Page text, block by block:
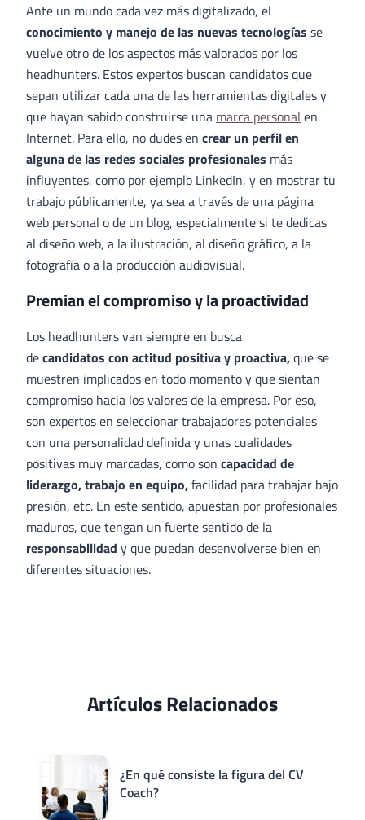
Ante un mundo cada vez más digitalizado, el
conocimiento y manejo de las nuevas tecnologías se
vuelve otro de los aspectos más valorados por los
headhunters. Estos expertos buscan candidatos que
sepan utilizar cada una de las herramientas digitales y
que hayan sabido construirse una marca personal en
Internet. Para ello, no dudes en crear un perfil en
alguna de las redes sociales profesionales más
influyentes, como por ejemplo LinkedIn, y en mostrar tu
trabajo públicamente, ya sea a través de una página
web personal o de un blog, especialmente si te dedicas
al diseño web, a la ilustración, al diseño gráfico, a la
fotografía o a la producción audiovisual.
Premian el compromiso y la proactividad
Los headhunters van siempre en busca
decandidatos con actitud positiva y proactiva,que se
muestren implicados en todo momento y que sientan
compromiso hacia los valores de la empresa. Por eso,
son expertos en seleccionar trabajadores potenciales
con una personalidad definida y unas cualidades
positivas muy marcadas, como son capacidad de
liderazgo, trabajo en equipo,facilidad para trabajar bajo
presión, etc. En este sentido, apuestan por profesionales
maduros, que tengan un fuerte sentido de la
responsabilidad y que puedan desenvolverse bien en
diferentes situaciones.
Artículos Relacionados
¿En qué consiste la figura del CV
Coach?